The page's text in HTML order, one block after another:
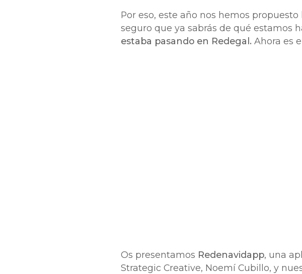
Por eso, este año nos hemos
seguro que ya sabrás de qué estamos
estaba pasando en Redegal. Ahora es
Os presentamos Redenavidapp, una
Strategic Creative, Noemí Cubillo, y